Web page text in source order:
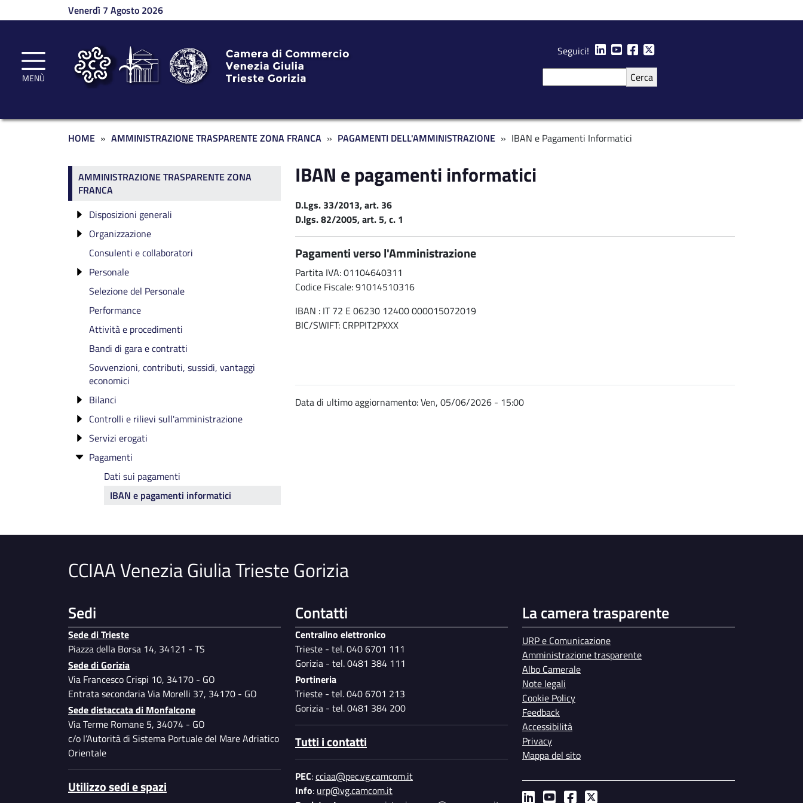
Salta al contenuto principaleVenerdì 7 Agosto 2026
MENÙ
Seguici!
Briciole di pane
HOME AMMINISTRAZIONE TRASPARENTE ZONA FRANCA PAGAMENTI DELL'AMMINISTRAZIONE IBAN e Pagamenti Informatici
IBAN e pagamenti informatici
D.Lgs. 33/2013, art. 36
D.lgs. 82/2005, art. 5, c. 1
Pagamenti verso l'Amministrazione
Partita IVA: 01104640311
Codice Fiscale: 91014510316
IBAN : IT 72 E 06230 12400 000015072019
BIC/SWIFT: CRPPIT2PXXX
Data di ultimo aggiornamento:Ven, 05/06/2026 - 15:00
Amministrazione trasparente ZF
AMMINISTRAZIONE TRASPARENTE ZONA
FRANCA
Disposizioni generali
Atti generali ZF
Organizzazione
Titolari di incarichi politici, di
amministrazione, di direzione o di
governo e titolari di incarichi dirigenziali
Il Presidente
La Giunta camerale integrata
Il Collegio dei Revisori ZF
Cessati dall'incarico
Sanzioni per mancata comunicazione dei
dati
Articolazione degli uffici
Telefono e posta elettronica
Consulenti e collaboratori
Personale
Incarico di Direttore Generale
Titolari di incarichi dirigenziali
Selezione del Personale
Performance
Attività e procedimenti
Bandi di gara e contratti
Sovvenzioni, contributi, sussidi, vantaggi
economici
Bilanci
Bilancio preventivo e consuntivo
Controlli e rilievi sull'amministrazione
Organo di controllo che svolge le funzioni
di OIV
Organi di revisione amministrativa e
contabile
Corte dei conti
Servizi erogati
Carta dei Servizi e standard di qualità
Report dei costi contabilizzati
Pagamenti
Dati sui pagamenti
IBAN e pagamenti informatici
CCIAA Venezia Giulia Trieste Gorizia
Sedi
Sede di Trieste
Piazza della Borsa 14, 34121 - TS
Sede di Gorizia
Via Francesco Crispi 10, 34170 - GO
Entrata secondaria Via Morelli 37, 34170 - GO
Sede distaccata di Monfalcone
Via Terme Romane 5, 34074 - GO
c/o l’Autorità di Sistema Portuale del Mare Adriatico
Orientale
Utilizzo sedi e spazi
Contatti
Centralino elettronico
Trieste - tel. 040 6701 111
Gorizia - tel. 0481 384 111
Portineria
Trieste - tel. 040 6701 213
Gorizia - tel. 0481 384 200
Tutti i contatti
PEC:cciaa@pec.vg.camcom.it
Info: urp@vg.camcom.it
La camera trasparente
URP e Comunicazione
Amministrazione trasparente
Albo Camerale
Note legali
Cookie Policy
Feedback
Accessibilità
Privacy
Mappa del sito